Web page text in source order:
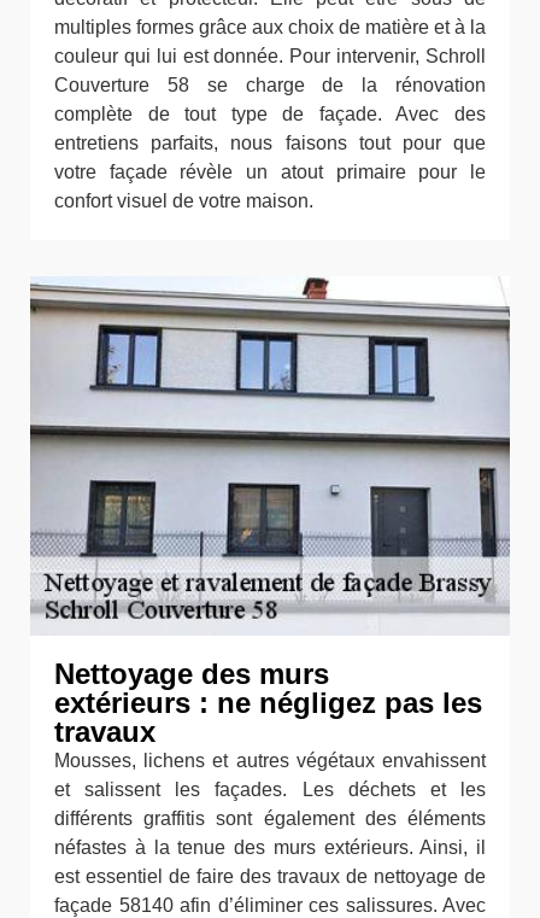
multiples formes grâce aux choix de matière et à la
couleur qui lui est donnée. Pour intervenir, Schroll
Couverture 58 se charge de la rénovation
complète de tout type de façade. Avec des
entretiens parfaits, nous faisons tout pour que
votre façade révèle un atout primaire pour le
confort visuel de votre maison.
Nettoyage des murs
extérieurs : ne négligez pas les
travaux
Mousses, lichens et autres végétaux envahissent
et salissent les façades. Les déchets et les
différents graffitis sont également des éléments
néfastes à la tenue des murs extérieurs. Ainsi, il
est essentiel de faire des travaux de nettoyage de
façade 58140 afin d’éliminer ces salissures. Avec